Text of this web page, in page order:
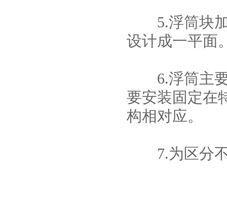
5.浮筒块加
设计成一平面
6.浮筒主要
要安装固定在
构相对应。
7.为区分不